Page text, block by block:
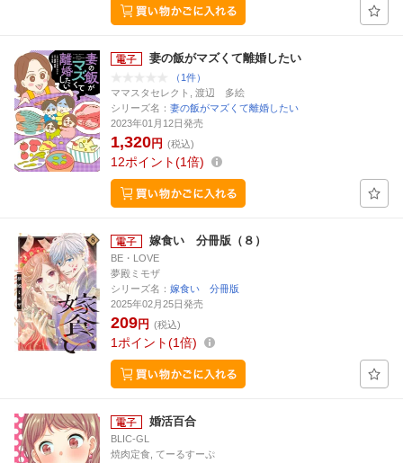
妻の飯がマズくて離婚したい
（1件）
ママスタセレクト, 渡辺 多絵
シリーズ名： 妻の飯がマズくて離婚したい
2023年01月12日発売
1,320円 (税込)
12ポイント 1倍
嫁食い 分冊版（８）
BE・LOVE
夢殿ミモザ
シリーズ名： 嫁食い 分冊版
2025年02月25日発売
209円 (税込)
1 ポイント 1倍
婚活百合
BLIC-GL
焼肉定食, てーるすーぷ